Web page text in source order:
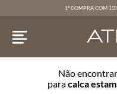
1ª COMPRA COM
Não
paracalca